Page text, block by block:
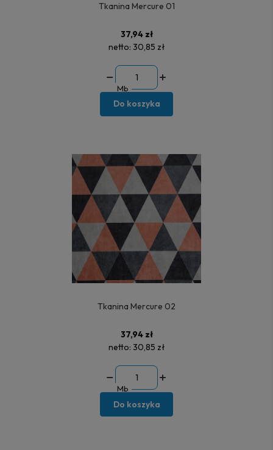
Tkanina Mercure 01
37,94 zł
netto: 30,85 zł
Mb
Do koszyka
Tkanina Mercure 02
37,94 zł
netto: 30,85 zł
Mb
Do koszyka